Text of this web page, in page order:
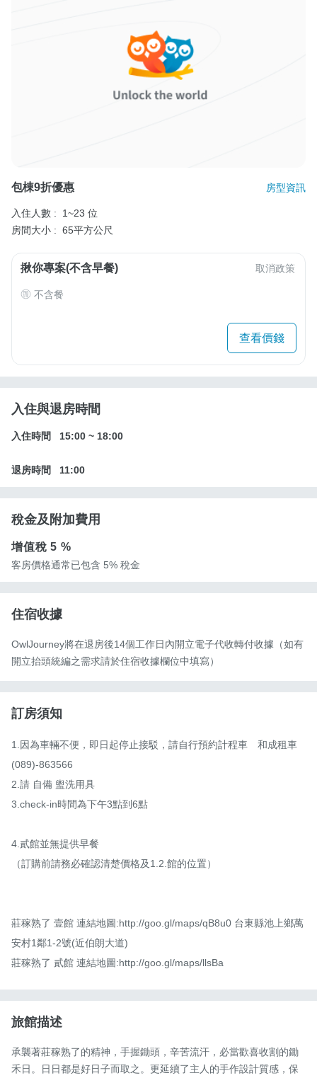
包棟9折優惠 房型資訊
入住人數 :
1~23 位
房間大小 : 65平方公尺
揪你專案(不含早餐) 取消政策
不含餐
查看價錢
入住與退房時間
入住時間 15:00 ~ 18:00
退房時間 11:00
稅金及附加費用
增值稅5 %
客房價格通常已包含 5% 稅金
住宿收據
OwlJourney將在退房後14個工作日內開立電子代收轉付收據（如有
開立抬頭統編之需求請於住宿收據欄位中填寫）
訂房須知
1.因為車輛不便，即日起停止接駁，請自行預約計程車　和成租車
(089)-863566
2.請 自備 盥洗用具
3.check-in時間為下午3點到6點
4.貳館並無提供早餐
（訂購前請務必確認清楚價格及1.2.館的位置）
莊稼熟了 壹館 連結地圖:http://goo.gl/maps/qB8u0 台東縣池上鄉萬
安村1鄰1-2號(近伯朗大道)
莊稼熟了 貳館 連結地圖:http://goo.gl/maps/llsBa
旅館描述
承襲著莊稼熟了的精神，手握鋤頭，辛苦流汗，必當歡喜收割的鋤
禾日。日日都是好日子而取之。更延續了主人的手作設計質感，保